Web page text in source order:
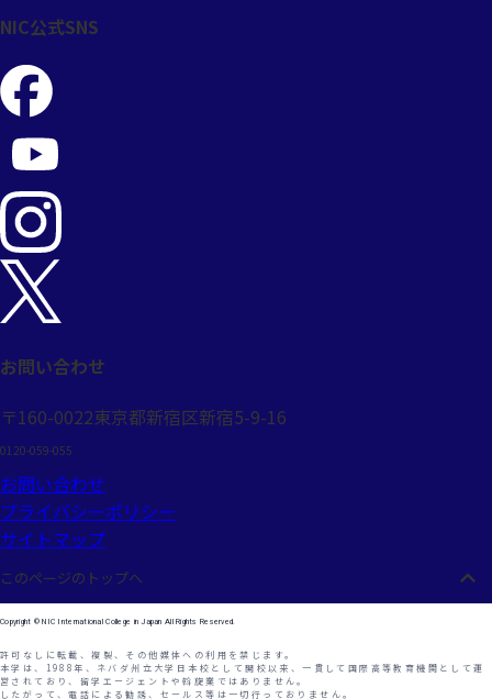
NIC公式SNS
お問い合わせ
〒160-0022東京都新宿区新宿5-9-16
0120-059-055
お問い合わせ
プライバシーポリシー
サイトマップ
このページのトップヘ
Copyright © NIC International College in Japan All Rights Reserved.
許可なしに転載、複製、その他媒体への利用を禁じます。
本学は、1988年、ネバダ州立大学日本校として開校以来、一貫して国際高等教育機関として運
営されており、留学エージェントや斡旋業ではありません。
したがって、電話による勧誘、セールス等は一切行っておりません。